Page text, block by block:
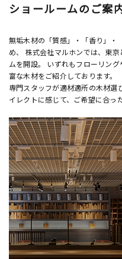
ショールームのご案
無垢木材の「質感」・「香り」・
め、 株式会社マルホンでは、東
ムを開設。 いずれもフローリン
富な木材をご紹介しております。
専門スタッフが適材適所の木材選
イレクトに感じて、ご希望に合っ